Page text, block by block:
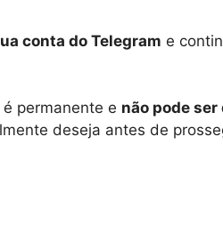
conta do Telegram e
permanente e não pode
deseja antes de